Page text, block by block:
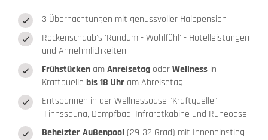
3 Übernachtungen mit genussvoller Halbpension
Rockenschaub's 'Rundum - Wohlfühl' - Hotelleistungen
und Annehmlichkeiten
Frühstücken amAnreisetag oderWellness in
Kraftquelle bis 18 Uhr am Abreisetag
Entspannen in der Wellnessoase "Kraftquelle"
Finnssauna, Dampfbad, Infrarotkabine und Ruheoase
Beheizter Außenpool (29-32 Grad) mit Inneneinstieg